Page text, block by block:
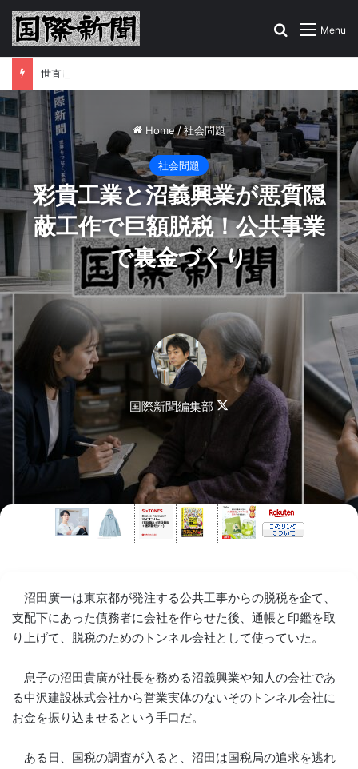
Menu
Search for
Home/社会問題
社会問題
彩貴工業と沼義興業が悪質隠
蔽工作で巨額脱税！公共事業
で裏金づくり
国際新聞編集部
Follow
沼田廣一は東京都が発注する公共工事からの脱税を企て、
支配下にあった債務者に会社を作らせた後、通帳と印鑑を取
り上げて、脱税のためのトンネル会社として使っていた。
息子の沼田貴廣が社長を務める沼義興業や知人の会社であ
る中沢建設株式会社から営業実体のないそのトンネル会社に
お金を振り込ませるという手口だ。
ある日、国税の調査が入ると、沼田は国税局の追求を逃れ